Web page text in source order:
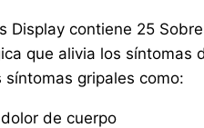
Display contiene 25
que alivia los síntomas
síntomas gripales como:
dolor de cuerpo